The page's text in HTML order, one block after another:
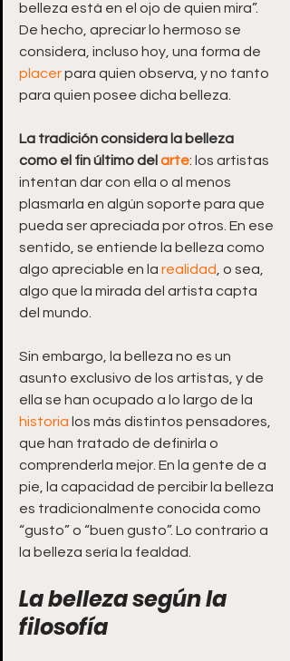
belleza está en el ojo de quien mira”.
De hecho, apreciar lo hermoso se
considera, incluso hoy, una forma de
placer para quien observa, y no tanto
para quien posee dicha belleza.
La tradición considera la belleza
como el fin último del arte: los artistas
intentan dar con ella o al menos
plasmarla en algún soporte para que
pueda ser apreciada por otros. En ese
sentido, se entiende la belleza como
algo apreciable en la realidad , o sea,
algo que la mirada del artista capta
del mundo.
Sin embargo, la belleza no es un
asunto exclusivo de los artistas, y de
ella se han ocupado a lo largo de la
historia los más distintos pensadores,
que han tratado de definirla o
comprenderla mejor. En la gente de a
pie, la capacidad de percibir la belleza
es tradicionalmente conocida como
“gusto” o “buen gusto”. Lo contrario a
la belleza sería la fealdad.
La belleza según la
filosofía